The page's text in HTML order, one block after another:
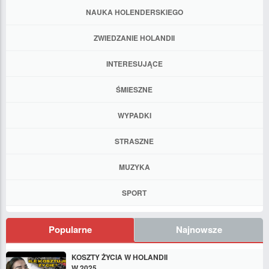
NAUKA HOLENDERSKIEGO
ZWIEDZANIE HOLANDII
INTERESUJĄCE
ŚMIESZNE
WYPADKI
STRASZNE
MUZYKA
SPORT
Popularne Najnowsze
KOSZTY ŻYCIA W HOLANDII